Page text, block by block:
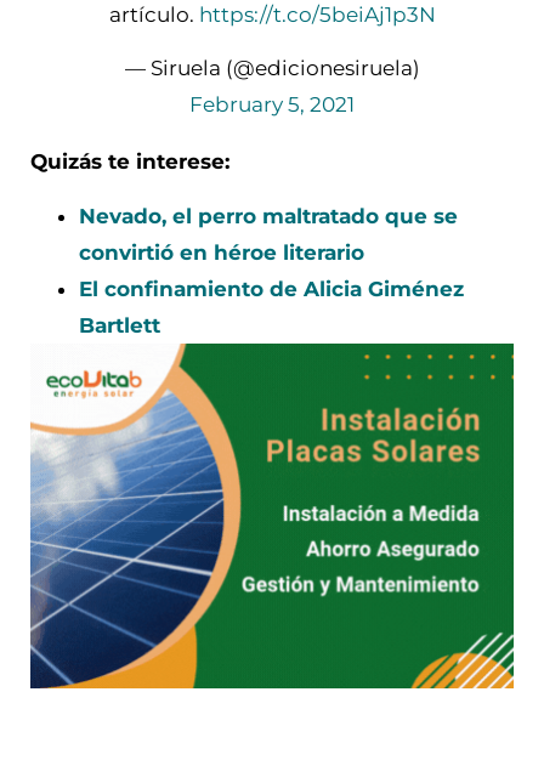
artículo. https://t.co/5beiAj1p3N
— Siruela (@edicionesiruela)
February 5, 2021
Quizás te interese:
Nevado, el perro maltratado que se
convirtió en héroe literario
El confinamiento de Alicia Giménez
Bartlett